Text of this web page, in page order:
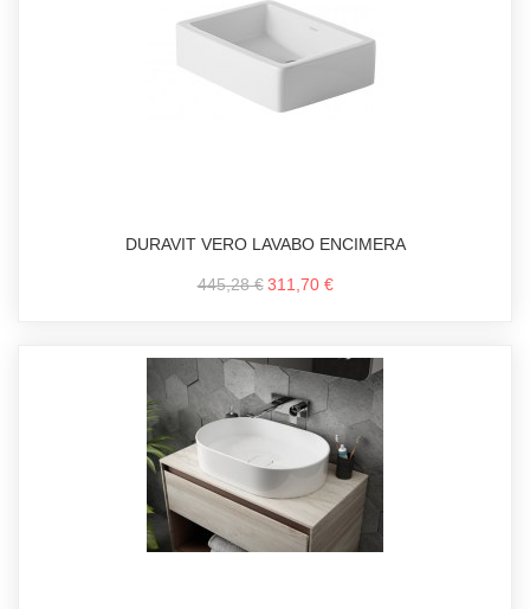
DURAVIT VERO LAVABO ENCIMERA
445,28 € 311,70 €